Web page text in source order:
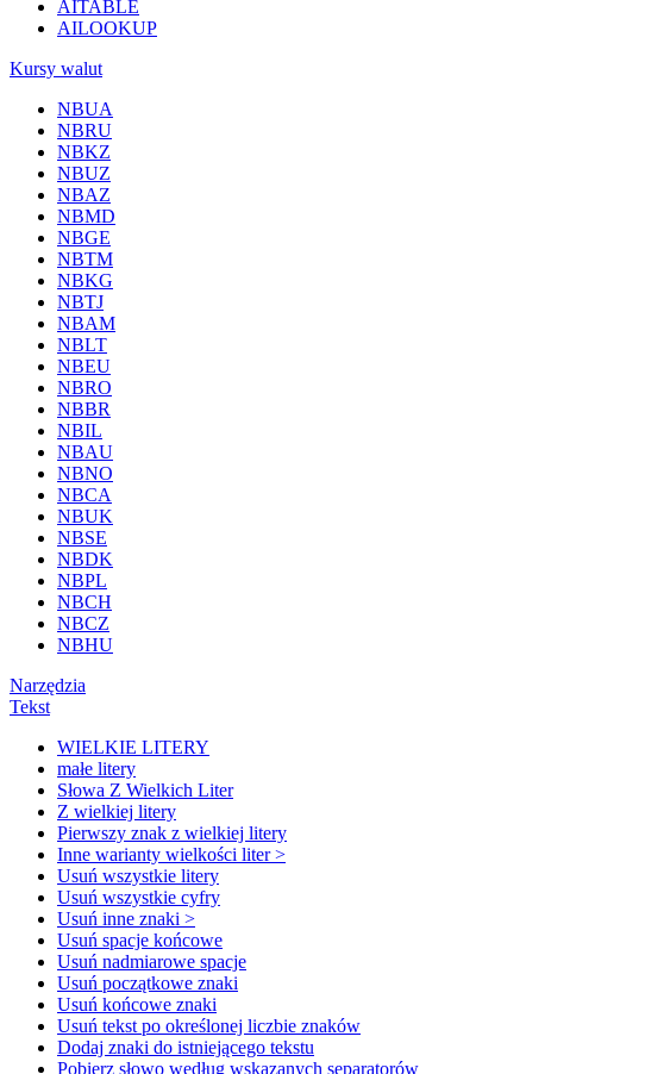
AITABLE
AILOOKUP
Kursy walut
NBUA
NBRU
NBKZ
NBUZ
NBAZ
NBMD
NBGE
NBTM
NBKG
NBTJ
NBAM
NBLT
NBEU
NBRO
NBBR
NBIL
NBAU
NBNO
NBCA
NBUK
NBSE
NBDK
NBPL
NBCH
NBCZ
NBHU
Narzędzia
Tekst
WIELKIE LITERY
małe litery
Słowa Z Wielkich Liter
Z wielkiej litery
Pierwszy znak z wielkiej litery
Inne warianty wielkości liter >
Usuń wszystkie litery
Usuń wszystkie cyfry
Usuń inne znaki >
Usuń spacje końcowe
Usuń nadmiarowe spacje
Usuń początkowe znaki
Usuń końcowe znaki
Usuń tekst po określonej liczbie znaków
Dodaj znaki do istniejącego tekstu
Pobierz słowo według wskazanych separatorów